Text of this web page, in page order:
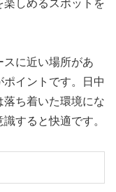
しめるスポットを
に近い場所があ
イントです。日中
ち着いた環境にな
すると快適です。